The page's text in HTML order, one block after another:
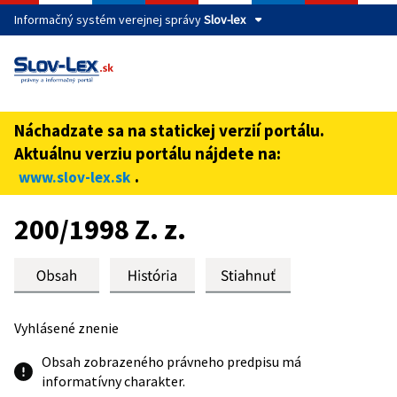
Informačný systém verejnej správySlov-lex
Táto stránka je zabezpečená
cez zabezpečenú webovú stránku verejnej správy SR.
Zabezpečená stránka vždy začína https:// pred názvom
domény webového sídla.
Náchadzate sa na statickej verzií portálu.
Aktuálnu verziu portálu nájdete na:
www.slov-lex.sk .
Preskoč na obsah
200/1998 Z. z.
Vyhlásené znenie
Obsah zobrazeného právneho predpisu má
informatívny charakter.